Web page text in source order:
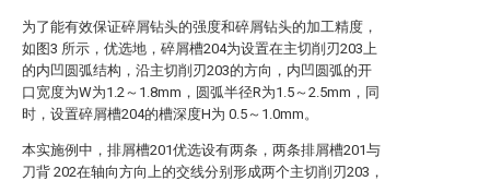
为了能有效保证碎屑钻头的强度和碎屑钻头的加工精度，
如图3 所示，优选地，碎屑槽204为设置在主切削刃203上
的内凹圆弧结构，沿主切削刃203的方向，内凹圆弧的开
口宽度为W为1.2～1.8mm，圆弧半径R为1.5～2.5mm，同
时，设置碎屑槽204的槽深度H为 0.5～1.0mm。
本实施例中，排屑槽201优选设有两条，两条排屑槽201与
刀背 202在轴向方向上的交线分别形成两个主切削刃203，